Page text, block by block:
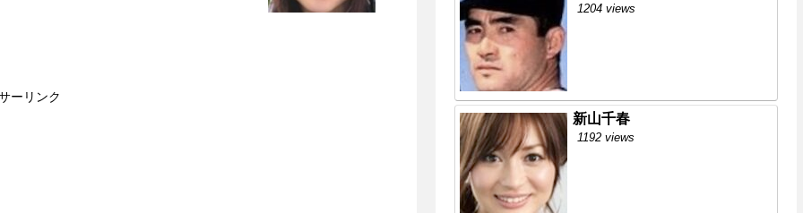
ーリンク
1204 views
新山千春
1192 views